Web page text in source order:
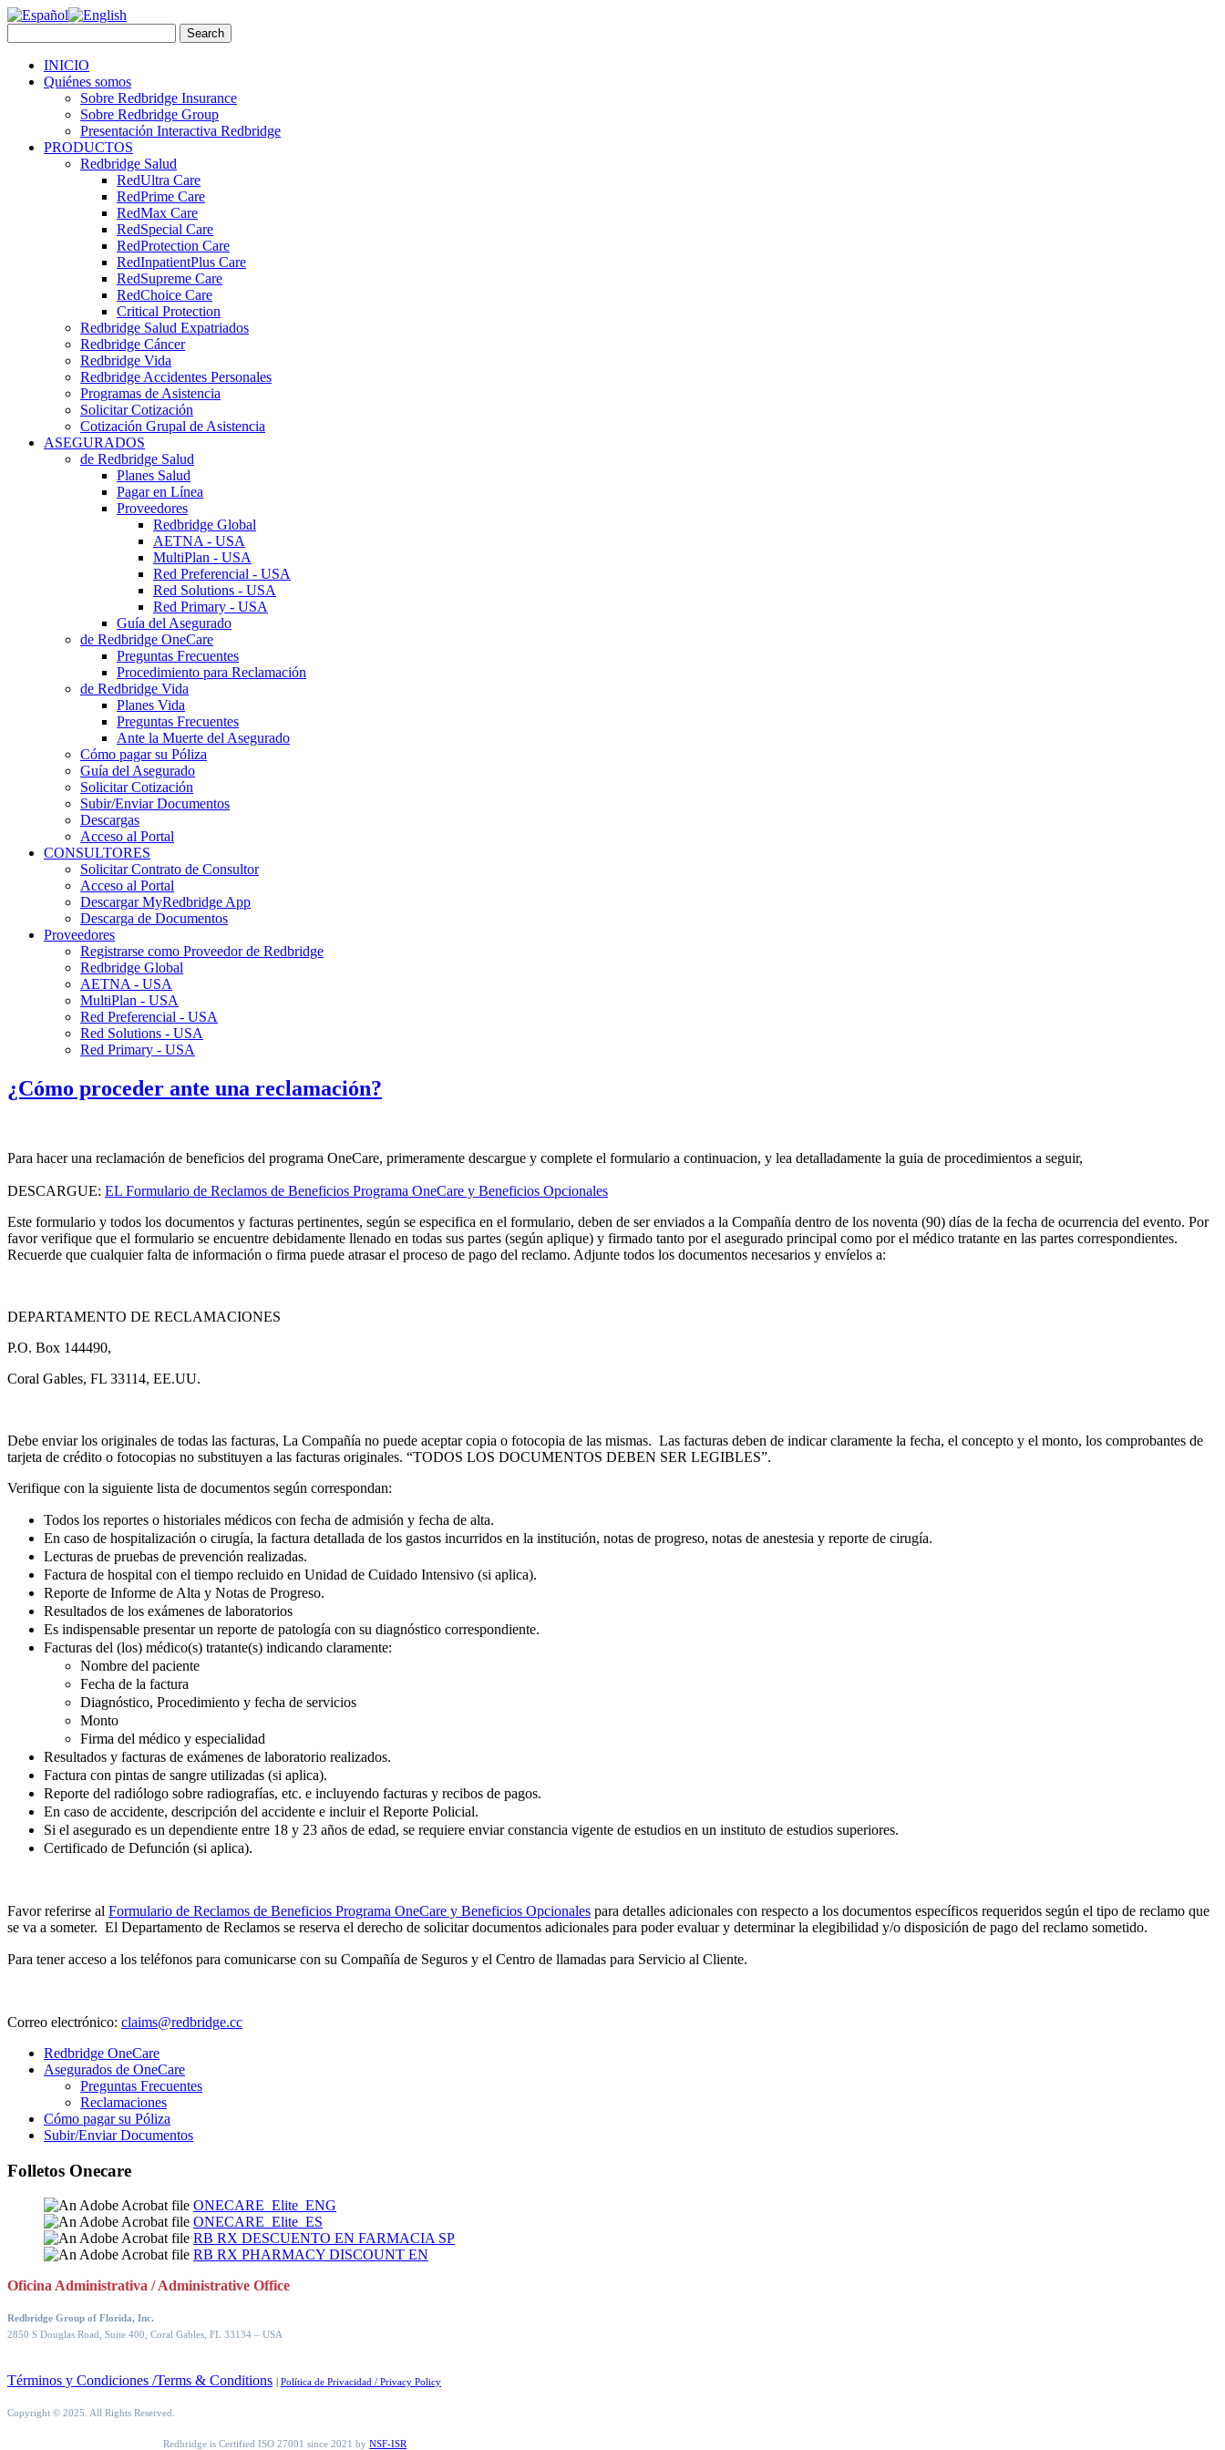
INICIO
Quiénes somos
Sobre Redbridge Insurance
Sobre Redbridge Group
Presentación Interactiva Redbridge
PRODUCTOS
Redbridge Salud
RedUltra Care
RedPrime Care
RedMax Care
RedSpecial Care
RedProtection Care
RedInpatientPlus Care
RedSupreme Care
RedChoice Care
Critical Protection
Redbridge Salud Expatriados
Redbridge Cáncer
Redbridge Vida
Redbridge Accidentes Personales
Programas de Asistencia
Solicitar Cotización
Cotización Grupal de Asistencia
ASEGURADOS
de Redbridge Salud
Planes Salud
Pagar en Línea
Proveedores
Redbridge Global
AETNA - USA
MultiPlan - USA
Red Preferencial - USA
Red Solutions - USA
Red Primary - USA
Guía del Asegurado
de Redbridge OneCare
Preguntas Frecuentes
Procedimiento para Reclamación
de Redbridge Vida
Planes Vida
Preguntas Frecuentes
Ante la Muerte del Asegurado
Cómo pagar su Póliza
Guía del Asegurado
Solicitar Cotización
Subir/Enviar Documentos
Descargas
Acceso al Portal
CONSULTORES
Solicitar Contrato de Consultor
Acceso al Portal
Descargar MyRedbridge App
Descarga de Documentos
Proveedores
Registrarse como Proveedor de Redbridge
Redbridge Global
AETNA - USA
MultiPlan - USA
Red Preferencial - USA
Red Solutions - USA
Red Primary - USA
¿Cómo proceder ante una reclamación?
Para hacer una reclamación de beneficios del programa OneCare, primeramente descargue y complete el formulario a continuacion, y lea detalladamente la guia de procedimientos a seguir,
DESCARGUE: EL Formulario de Reclamos de Beneficios Programa OneCare y Beneficios Opcionales
Este formulario y todos los documentos y facturas pertinentes, según se especifica en el formulario, deben de ser enviados a la Compañía dentro de los noventa (90) días de la fecha de ocurrencia del evento. Por
favor verifique que el formulario se encuentre debidamente llenado en todas sus partes (según aplique) y firmado tanto por el asegurado principal como por el médico tratante en las partes correspondientes.
Recuerde que cualquier falta de información o firma puede atrasar el proceso de pago del reclamo. Adjunte todos los documentos necesarios y envíelos a:
DEPARTAMENTO DE RECLAMACIONES
P.O. Box 144490,
Coral Gables, FL 33114, EE.UU.
Debe enviar los originales de todas las facturas, La Compañía no puede aceptar copia o fotocopia de las mismas. Las facturas deben de indicar claramente la fecha, el concepto y el monto, los comprobantes de
tarjeta de crédito o fotocopias no substituyen a las facturas originales. “TODOS LOS DOCUMENTOS DEBEN SER LEGIBLES”.
Verifique con la siguiente lista de documentos según correspondan:
Todos los reportes o historiales médicos con fecha de admisión y fecha de alta.
En caso de hospitalización o cirugía, la factura detallada de los gastos incurridos en la institución, notas de progreso, notas de anestesia y reporte de cirugía.
Lecturas de pruebas de prevención realizadas.
Factura de hospital con el tiempo recluido en Unidad de Cuidado Intensivo (si aplica).
Reporte de Informe de Alta y Notas de Progreso.
Resultados de los exámenes de laboratorios
Es indispensable presentar un reporte de patología con su diagnóstico correspondiente.
Facturas del (los) médico(s) tratante(s) indicando claramente:
Nombre del paciente
Fecha de la factura
Diagnóstico, Procedimiento y fecha de servicios
Monto
Firma del médico y especialidad
Resultados y facturas de exámenes de laboratorio realizados.
Factura con pintas de sangre utilizadas (si aplica).
Reporte del radiólogo sobre radiografías, etc. e incluyendo facturas y recibos de pagos.
En caso de accidente, descripción del accidente e incluir el Reporte Policial.
Si el asegurado es un dependiente entre 18 y 23 años de edad, se requiere enviar constancia vigente de estudios en un instituto de estudios superiores.
Certificado de Defunción (si aplica).
Favor referirse al Formulario de Reclamos de Beneficios Programa OneCare y Beneficios Opcionales para detalles adicionales con respecto a los documentos específicos requeridos según el tipo de reclamo que
se va a someter. El Departamento de Reclamos se reserva el derecho de solicitar documentos adicionales para poder evaluar y determinar la elegibilidad y/o disposición de pago del reclamo sometido.
Para tener acceso a los teléfonos para comunicarse con su Compañía de Seguros y el Centro de llamadas para Servicio al Cliente.
Correo electrónico: claims@redbridge.cc
Redbridge OneCare
Asegurados de OneCare
Preguntas Frecuentes
Reclamaciones
Cómo pagar su Póliza
Subir/Enviar Documentos
Folletos Onecare
ONECARE_Elite_ENG
ONECARE_Elite_ES
RB RX DESCUENTO EN FARMACIA SP
RB RX PHARMACY DISCOUNT EN
Oficina Administrativa / Administrative Office
Redbridge Group of Florida, Inc.
2850 S Douglas Road, Suite 400, Coral Gables, FL 33134 – USA
Términos y Condiciones /Terms & Conditions Política de Privacidad / Privacy Policy
Copyright © 2025. All Rights Reserved.
Redbridge is Certified ISO 27001 since 2021 byNSF-ISR